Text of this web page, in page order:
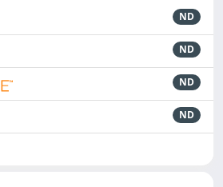
ND
ND
ND
ND